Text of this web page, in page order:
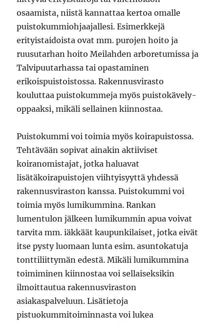
osaamista, niistä kannattaa kertoa omalle
puistokummiohjaajallesi. Esimerkkejä
erityistaidoista ovat mm. purojen hoito ja
ruusutarhan hoito Meilahden arboretumissa ja
Talvipuutarhassa tai opastaminen
erikoispuistoistossa. Rakennusvirasto
kouluttaa puistokummeja myös puistokävely-
oppaaksi, mikäli sellainen kiinnostaa.
Puistokummi voi toimia myös koirapuistossa.
Tehtävään sopivat ainakin aktiiviset
koiranomistajat, jotka haluavat
lisätäkoirapuistojen viihtyisyyttä yhdessä
rakennusviraston kanssa. Puistokummi voi
toimia myös lumikummina. Rankan
lumentulon jälkeen lumikummin apua voivat
tarvita mm. iäkkäät kaupunkilaiset, jotka eivät
itse pysty luomaan lunta esim. asuntokatuja
tonttiliittymän edestä. Mikäli lumikummina
toimiminen kiinnostaa voi sellaiseksikin
ilmoittautua rakennusviraston
asiakaspalveluun. Lisätietoja
pistuokummitoiminnasta voi lukea